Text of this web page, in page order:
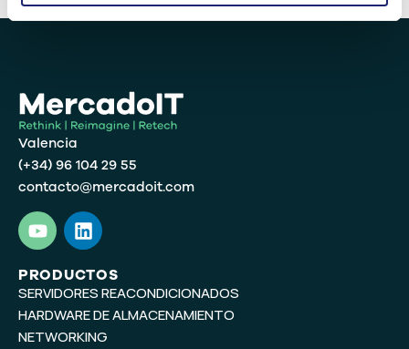
Valencia
(+34) 96 104 29 55
contacto@mercadoit.com
Y
o
u
t
u
b
e
L
i
n
k
e
d
i
PRODUCTOS
SERVIDORES REACONDICIONADOS
HARDWARE DE ALMACENAMIENTO
NETWORKING